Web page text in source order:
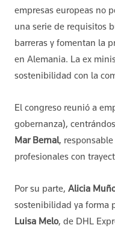
empresas europeas no
una serie de requisitos
barreras y fomentan la
en Alemania. La ex
sostenibilidad con la
El congreso reunió a
gobernanza),
Mar Bernal,
profesionales con
Por su parte, Alicia
sostenibilidad ya forma
Luisa Melo, de DHL